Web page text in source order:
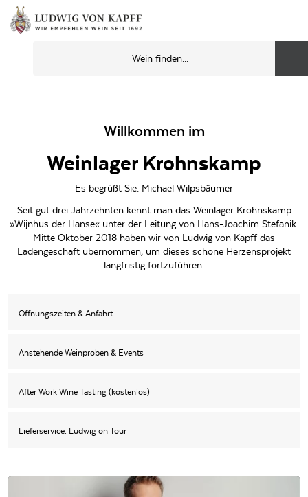
Willkommen im
Weinlager Krohnskamp
Es begrüßt Sie: Michael Wilpsbäumer
Seit gut drei Jahrzehnten kennt man das Weinlager Krohnskamp
»Wijnhus der Hanse« unter der Leitung von Hans-Joachim Stefanik.
Mitte Oktober 2018 haben wir von Ludwig von Kapff das
Ladengeschäft übernommen, um dieses schöne Herzensprojekt
langfristig fortzuführen.
Öffnungszeiten & Anfahrt
Anstehende Weinproben & Events
After Work Wine Tasting (kostenlos)
Lieferservice: Ludwig on Tour